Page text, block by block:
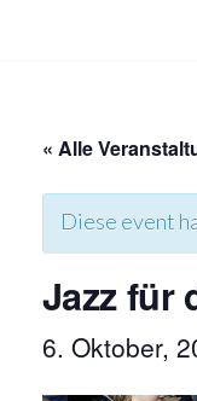
« Alle
Diese event
Jazz für
6. Oktober,